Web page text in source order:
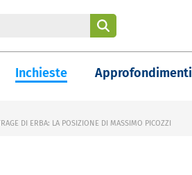
Inchieste Approfondimenti
DI ERBA: LA POSIZIONE DI MASSIMO PICOZZI